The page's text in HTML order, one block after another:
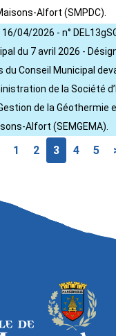
Alfort (SMPDC).
04/2026 - n°
du 7 avril 2026 -
Conseil Municipal
de la Société
de la Géothermie
Alfort (SEMGEMA).
1 2 3 4 5